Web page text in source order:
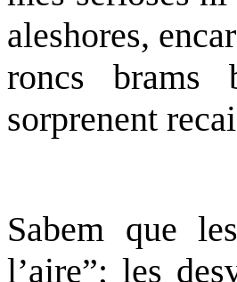
aleshores,
roncs brams
sorprenent
Sabem que
l’aire”; les